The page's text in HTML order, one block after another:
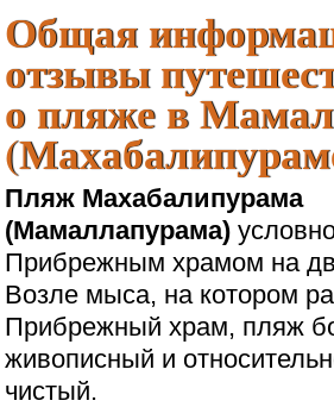
Общая
отзывы
о пляже в
Пляж Махабалипурама
(Мамаллапурама)
Прибрежным храмом на
Возле мыса, на котором
Прибрежный храм, пляж
живописный и
чистый.